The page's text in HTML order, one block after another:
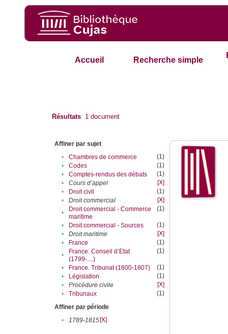
Accueil Recherche simple
Résultats 1 document
Affiner par sujet
•
Chambres de commerce
(1)
•
Codes
(1)
•
Comptes-rendus des débats
(1)
•
Cours d’appel
[X]
•
Droit civil
(1)
•
Droit commercial
[X]
•
Droit commercial - Commerce
maritime
(1)
• Droit commercial - Sources
(1)
•
Droit maritime
[X]
•
France
(1)
•
France. Conseil d’Etat
(1799-....)
(1)
• France. Tribunat (1800-1807)
(1)
•
Législation
(1)
•
Procédure civile
[X]
•
Tribunaux
(1)
Affiner par période
•
1789-1815[X]